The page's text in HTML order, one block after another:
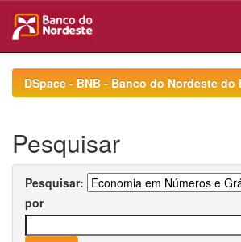
navigationDSpace - BNB - Banco do Nordeste do
Pesquisar
Pesquisar:
por